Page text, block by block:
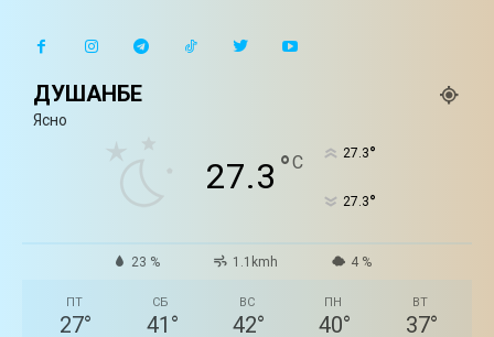
ДУШАНБЕ
Ясно
27.3 °C 27.3°
27.3°
23 % 1.1kmh 4 %
ПТ
27°
СБ
41 °
ВС
42°
ПН
40°
ВТ
37°